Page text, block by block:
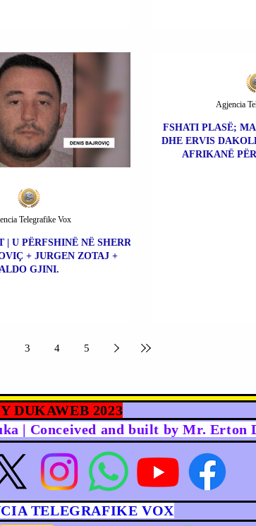
| U PËRFSHINË NË SHERR
+ JURGEN ZOTAJ +
GJINI.
Telegrafike Vox
FSHATI PLASË;
DHE ERVIS
AFRIKANË
Agjencia
3 4 5
DUKAWEB 2023
| Conceived and built by Mr. Erton
TELEGRAFIKE VOX